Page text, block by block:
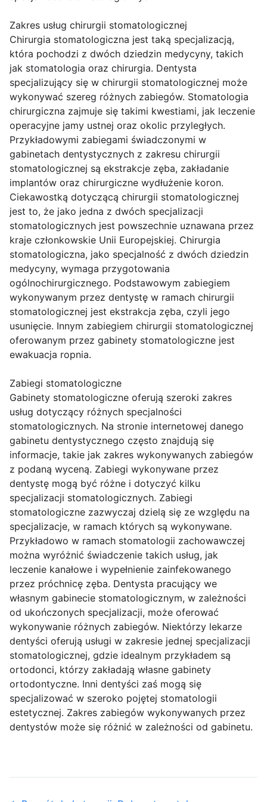
Zakres usług chirurgii stomatologicznej
Chirurgia stomatologiczna jest taką specjalizacją,
która pochodzi z dwóch dziedzin medycyny, takich
jak stomatologia oraz chirurgia. Dentysta
specjalizujący się w chirurgii stomatologicznej może
wykonywać szereg różnych zabiegów. Stomatologia
chirurgiczna zajmuje się takimi kwestiami, jak leczenie
operacyjne jamy ustnej oraz okolic przyległych.
Przykładowymi zabiegami świadczonymi w
gabinetach dentystycznych z zakresu chirurgii
stomatologicznej są ekstrakcje zęba, zakładanie
implantów oraz chirurgiczne wydłużenie koron.
Ciekawostką dotyczącą chirurgii stomatologicznej
jest to, że jako jedna z dwóch specjalizacji
stomatologicznych jest powszechnie uznawana przez
kraje członkowskie Unii Europejskiej. Chirurgia
stomatologiczna, jako specjalność z dwóch dziedzin
medycyny, wymaga przygotowania
ogólnochirurgicznego. Podstawowym zabiegiem
wykonywanym przez dentystę w ramach chirurgii
stomatologicznej jest ekstrakcja zęba, czyli jego
usunięcie. Innym zabiegiem chirurgii stomatologicznej
oferowanym przez gabinety stomatologiczne jest
ewakuacja ropnia.
Zabiegi stomatologiczne
Gabinety stomatologiczne oferują szeroki zakres
usług dotyczący różnych specjalności
stomatologicznych. Na stronie internetowej danego
gabinetu dentystycznego często znajdują się
informacje, takie jak zakres wykonywanych zabiegów
z podaną wyceną. Zabiegi wykonywane przez
dentystę mogą być różne i dotyczyć kilku
specjalizacji stomatologicznych. Zabiegi
stomatologiczne zazwyczaj dzielą się ze względu na
specjalizacje, w ramach których są wykonywane.
Przykładowo w ramach stomatologii zachowawczej
można wyróżnić świadczenie takich usług, jak
leczenie kanałowe i wypełnienie zainfekowanego
przez próchnicę zęba. Dentysta pracujący we
własnym gabinecie stomatologicznym, w zależności
od ukończonych specjalizacji, może oferować
wykonywanie różnych zabiegów. Niektórzy lekarze
dentyści oferują usługi w zakresie jednej specjalizacji
stomatologicznej, gdzie idealnym przykładem są
ortodonci, którzy zakładają własne gabinety
ortodontyczne. Inni dentyści zaś mogą się
specjalizować w szeroko pojętej stomatologii
estetycznej. Zakres zabiegów wykonywanych przez
dentystów może się różnić w zależności od gabinetu.